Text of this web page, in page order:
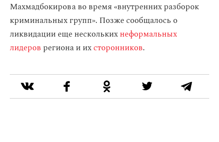
Махмадбокирова во время «внутренних разборок
криминальных групп». Позже сообщалось о
ликвидации еще несколькихнеформальных
лидеров региона и ихсторонников.